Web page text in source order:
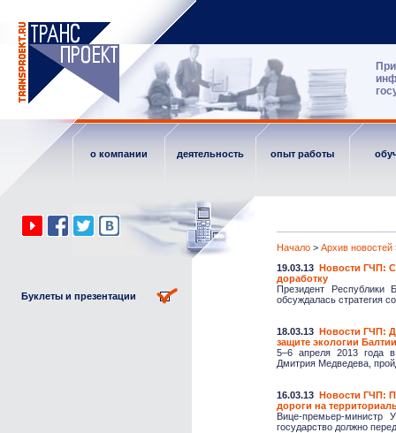
о компании деятельность опыт работы
Буклеты и презентации
Начало > Архив новостей
19.03.13 Новости ГЧП:
доработку
Президент Республики
обсуждалась стратегия
18.03.13 Новости ГЧП:
защите экологии Балтии
5–6 апреля 2013 года в
Дмитрия Медведева,
16.03.13 Новости ГЧП:
дороги на
Вице-премьер-министр
государство должно